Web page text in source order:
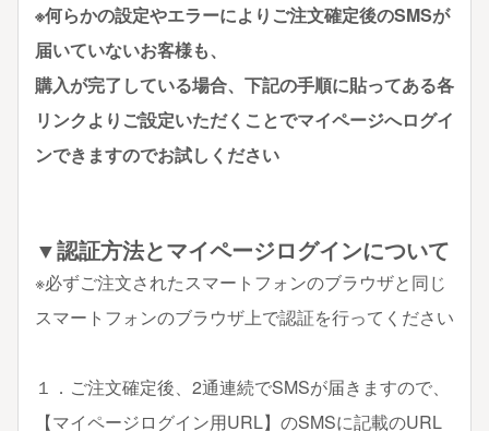
※何らかの設定やエラーによりご注文確定後のSMSが
届いていないお客様も、
購入が完了している場合、下記の手順に貼ってある各
リンクよりご設定いただくことでマイページへログイ
ンできますのでお試しください
▼認証方法とマイページログインについて
※必ずご注文されたスマートフォンのブラウザと同じ
スマートフォンのブラウザ上で認証を行ってください
１．ご注文確定後、2通連続でSMSが届きますので、
【マイページログイン用URL】のSMSに記載のURL